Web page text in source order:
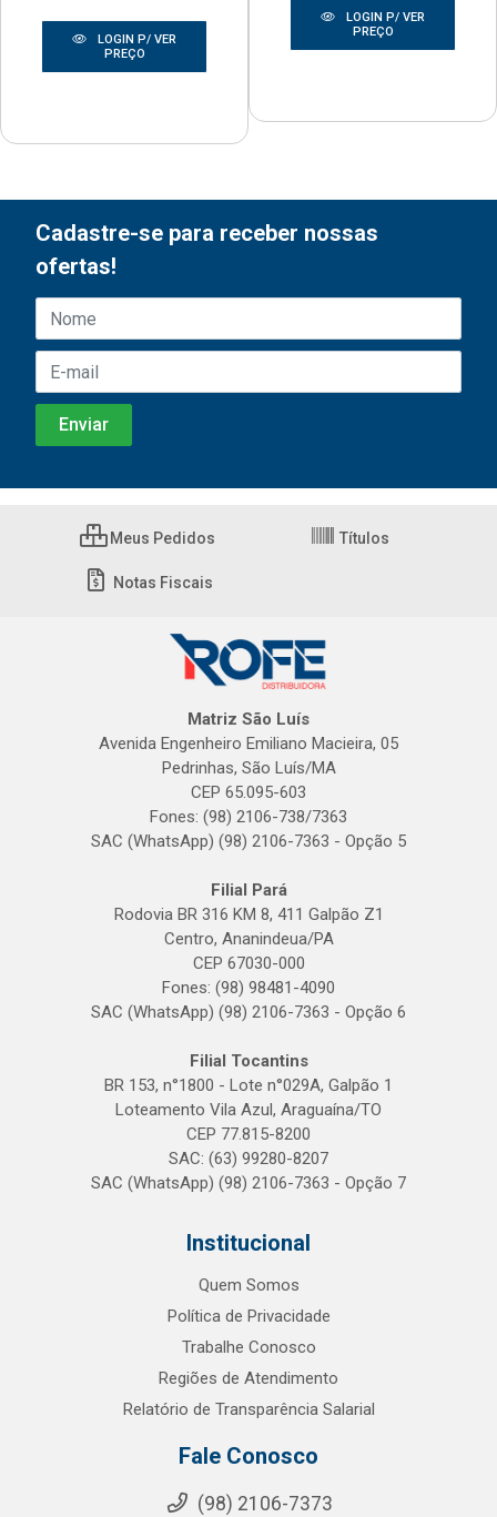
LOGIN P/ VER
PREÇO
LOGIN P/ VER
PREÇO
Cadastre-se para receber nossas
ofertas!
Meus Pedidos Títulos
Notas Fiscais
Matriz São Luís
Avenida Engenheiro Emiliano Macieira, 05
Pedrinhas, São Luís/MA
CEP 65.095-603
Fones: (98) 2106-738/7363
SAC (WhatsApp) (98) 2106-7363 - Opção 5
Filial Pará
Rodovia BR 316 KM 8, 411 Galpão Z1
Centro, Ananindeua/PA
CEP 67030-000
Fones: (98) 98481-4090
SAC (WhatsApp) (98) 2106-7363 - Opção 6
Filial Tocantins
BR 153, n°1800 - Lote n°029A, Galpão 1
Loteamento Vila Azul, Araguaína/TO
CEP 77.815-8200
SAC: (63) 99280-8207
SAC (WhatsApp) (98) 2106-7363 - Opção 7
Institucional
Quem Somos
Política de Privacidade
Trabalhe Conosco
Regiões de Atendimento
Relatório de Transparência Salarial
Fale Conosco
(98) 2106-7373